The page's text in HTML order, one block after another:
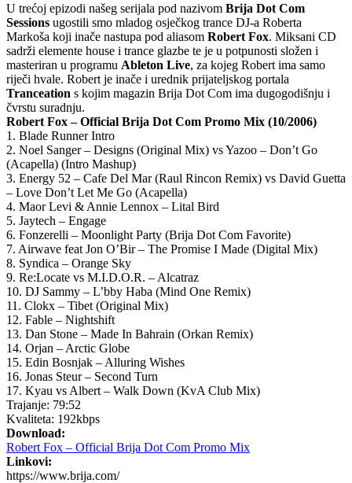
U trećoj epizodi našeg serijala pod nazivom Brija Dot Com
Sessions ugostili smo mladog osječkog trance DJ-a Roberta
Markoša koji inače nastupa pod aliasom Robert Fox. Miksani CD
sadrži elemente house i trance glazbe te je u potpunosti složen i
masteriran u programu Ableton Live, za kojeg Robert ima samo
riječi hvale. Robert je inače i urednik prijateljskog portala
Tranceation s kojim magazin Brija Dot Com ima dugogodišnju i
čvrstu suradnju.
Robert Fox – Official Brija Dot Com Promo Mix (10/2006)
1. Blade Runner Intro
2. Noel Sanger – Designs (Original Mix) vs Yazoo – Don’t Go
(Acapella) (Intro Mashup)
3. Energy 52 – Cafe Del Mar (Raul Rincon Remix) vs David Guetta
– Love Don’t Let Me Go (Acapella)
4. Maor Levi & Annie Lennox – Lital Bird
5. Jaytech – Engage
6. Fonzerelli – Moonlight Party (Brija Dot Com Favorite)
7. Airwave feat Jon O’Bir – The Promise I Made (Digital Mix)
8. Syndica – Orange Sky
9. Re:Locate vs M.I.D.O.R. – Alcatraz
10. DJ Sammy – L’bby Haba (Mind One Remix)
11. Clokx – Tibet (Original Mix)
12. Fable – Nightshift
13. Dan Stone – Made In Bahrain (Orkan Remix)
14. Orjan – Arctic Globe
15. Edin Bosnjak – Alluring Wishes
16. Jonas Steur – Second Turn
17. Kyau vs Albert – Walk Down (KvA Club Mix)
Trajanje: 79:52
Kvaliteta: 192kbps
Download:
Robert Fox – Official Brija Dot Com Promo Mix
Linkovi:
https://www.brija.com/